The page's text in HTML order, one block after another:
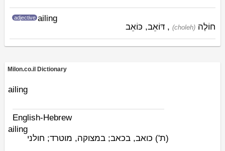
ailing
adjective
(choleh) חוֹלֶה , דּוֹאֵב, כּוֹאֵב
Milon.co.il Dictionary
ailing
English-Hebrew
ailing
(ת') כואב, בכאב; במצוקה, מוטרד; חולני